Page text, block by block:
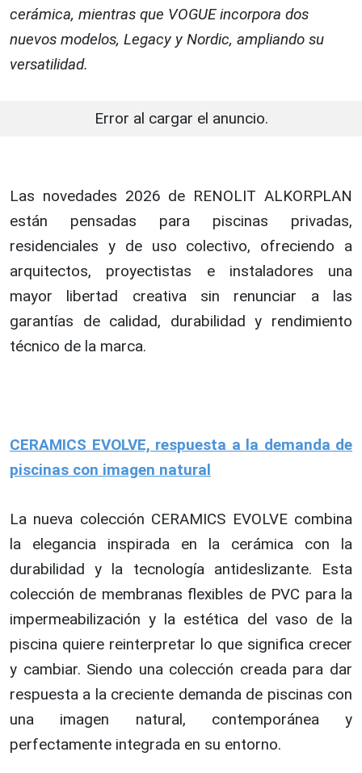
cerámica, mientras que VOGUE incorpora dos
nuevos modelos, Legacy y Nordic, ampliando su
versatilidad.
Error al cargar el anuncio.
Las novedades 2026 de RENOLIT ALKORPLAN
están pensadas para piscinas privadas,
residenciales y de uso colectivo, ofreciendo a
arquitectos, proyectistas e instaladores una
mayor libertad creativa sin renunciar a las
garantías de calidad, durabilidad y rendimiento
técnico de la marca.
CERAMICS EVOLVE, respuesta a la demanda de
piscinas con imagen natural
La nueva colección CERAMICS EVOLVE combina
la elegancia inspirada en la cerámica con la
durabilidad y la tecnología antideslizante. Esta
colección de membranas flexibles de PVC para la
impermeabilización y la estética del vaso de la
piscina quiere reinterpretar lo que significa crecer
y cambiar. Siendo una colección creada para dar
respuesta a la creciente demanda de piscinas con
una imagen natural, contemporánea y
perfectamente integrada en su entorno.